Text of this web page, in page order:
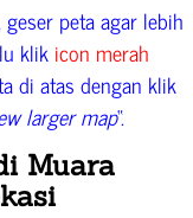
peta agar lebih
klik icon merah
di atas dengan klik
larger map“.
Muara